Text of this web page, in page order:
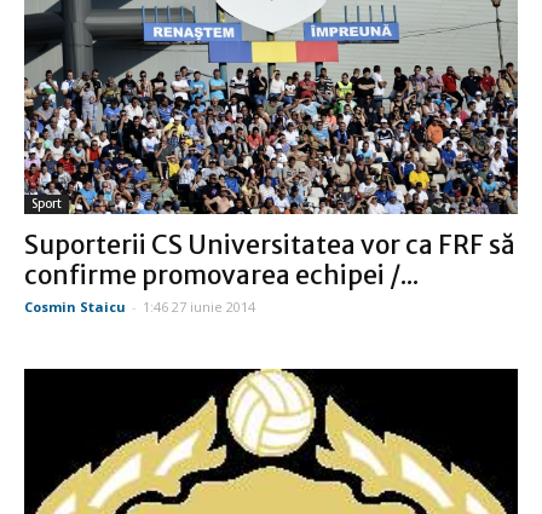
Sport
Suporterii CS Universitatea vor ca FRF să
confirme promovarea echipei /...
Cosmin Staicu - 1:46 27 iunie 2014